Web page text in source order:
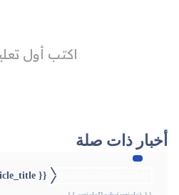
أخبار ذات صلة
{{ article.article_title }}